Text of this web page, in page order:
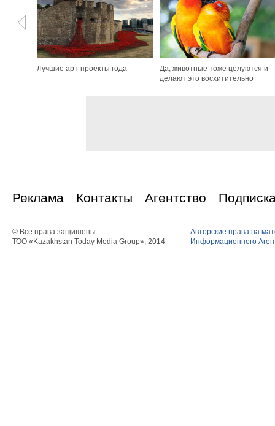
Лучшие арт-проекты года
Да, животные тоже целуются и
делают это восхитительно
Реклама Контакты Агентство
© Все права защишены
ТОО «Kazakhstan Today Media Group», 2014
Авторские права на
Информационного